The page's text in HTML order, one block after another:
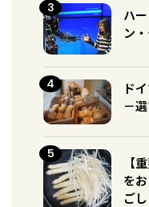
ハ
ン
ド
－
【
を
ご